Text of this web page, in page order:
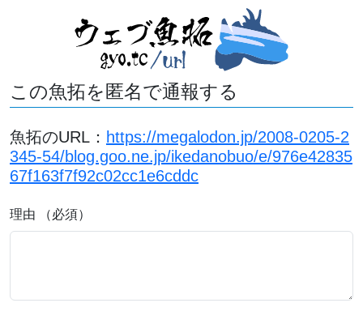
この魚拓を匿名で通報する
魚拓のURL： https://megalodon.jp/2008-0205-2
345-54/blog.goo.ne.jp/ikedanobuo/e/976e42835
67f163f7f92c02cc1e6cddc
理由 （必須）